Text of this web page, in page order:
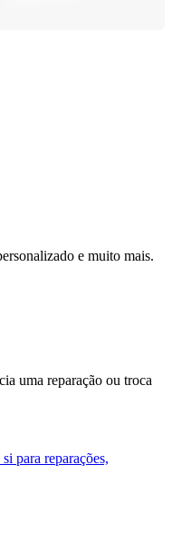
e muito mais.
uma reparação ou troca
para reparações,